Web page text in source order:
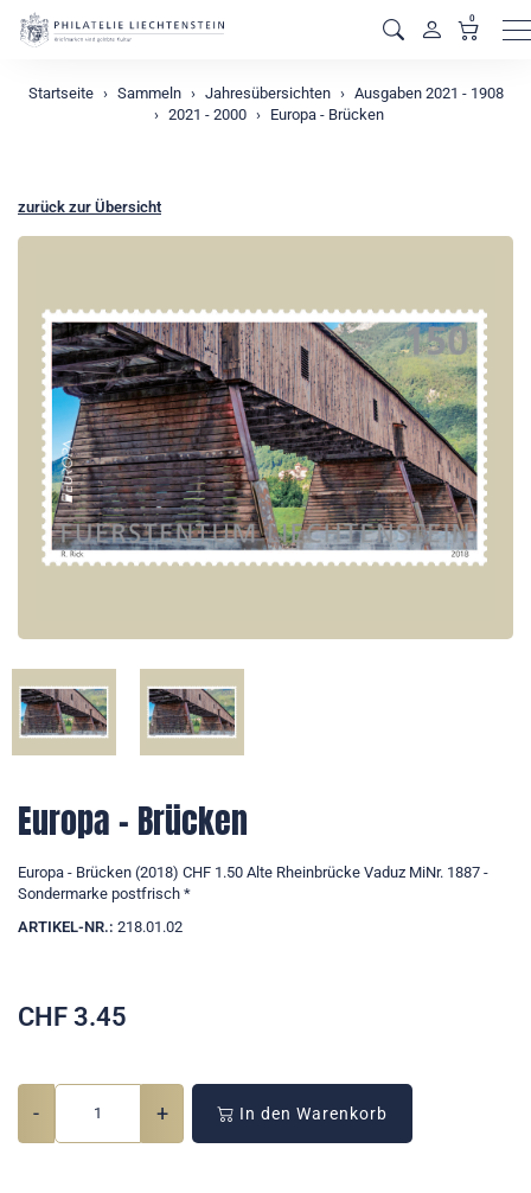
0
Startseite Sammeln Jahresübersichten
Ausgaben 2021 - 1908
2021 - 2000
Europa - Brücken
zurück zur Übersicht
Europa - Brücken
Europa - Brücken (2018) CHF 1.50 Alte Rheinbrücke Vaduz MiNr. 1887 -
Sondermarke postfrisch *
ARTIKEL-NR.: 218.01.02
CHF 3.45
- + In den Warenkorb